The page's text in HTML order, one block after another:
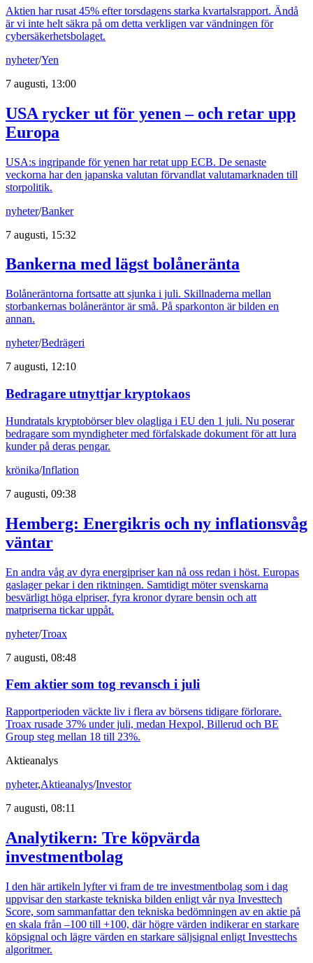
Aktien har rusat 45% efter torsdagens starka kvartalsrapport. Ändå
är vi inte helt säkra på om detta verkligen var vändningen för
cybersäkerhetsbolaget.
nyheter/Yen
7 augusti, 13:00
USA rycker ut för yenen – och retar upp
Europa
USA:s ingripande för yenen har retat upp ECB. De senaste
veckorna har den japanska valutan förvandlat valutamarknaden till
storpolitik.
nyheter/Banker
7 augusti, 15:32
Bankerna med lägst bolåneränta
Bolåneräntorna fortsatte att sjunka i juli. Skillnaderna mellan
storbankernas bolåneräntor är små. På sparkonton är bilden en
annan.
nyheter/Bedrägeri
7 augusti, 12:10
Bedragare utnyttjar kryptokaos
Hundratals kryptobörser blev olagliga i EU den 1 juli. Nu poserar
bedragare som myndigheter med förfalskade dokument för att lura
kunder på deras pengar.
krönika/Inflation
7 augusti, 09:38
Hemberg: Energikris och ny inflationsvåg
väntar
En andra våg av dyra energipriser kan nå oss redan i höst. Europas
gaslager pekar i den riktningen. Samtidigt möter svenskarna
besvärligt höga elpriser, fyra kronor dyrare bensin och att
matpriserna tickar uppåt.
nyheter/Troax
7 augusti, 08:48
Fem aktier som tog revansch i juli
Rapportperioden väckte liv i flera av börsens tidigare förlorare.
Troax rusade 37% under juli, medan Hexpol, Billerud och BE
Group steg mellan 18 till 23%.
Aktieanalys
nyheter,Aktieanalys/Investor
7 augusti, 08:11
Analytikern: Tre köpvärda
investmentbolag
I den här artikeln lyfter vi fram de tre investmentbolag som i dag
uppvisar den starkaste tekniska bilden enligt vår nya Investtech
Score, som sammanfattar den tekniska bedömningen av en aktie på
en skala från –100 till +100, där högre värden indikerar en starkare
köpsignal och lägre värden en starkare säljsignal enligt Investtechs
algoritmer.